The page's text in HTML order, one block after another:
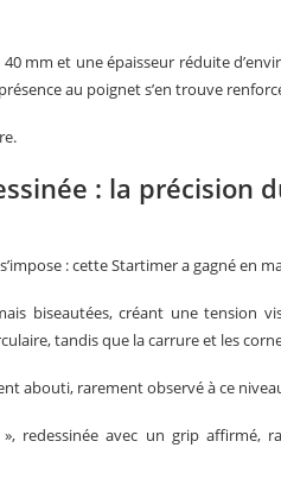
mm et une épaisseur réduite
au poignet s’en trouve
: la précision
: cette Startimer a gagné en
biseautées, créant une tension
tandis que la carrure et les
abouti, rarement observé à ce
redessinée avec un grip affirmé,